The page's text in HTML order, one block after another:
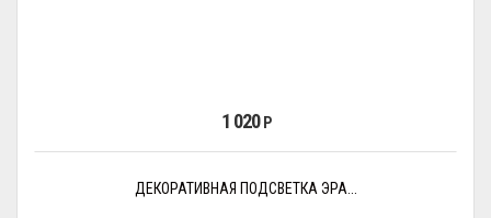
1 020 Р
ДЕКОРАТИВНАЯ ПОДСВЕТКА ЭРА...